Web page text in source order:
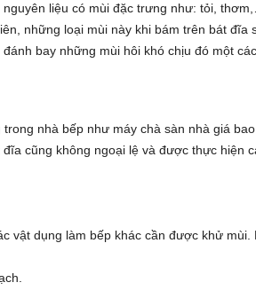
liệu có mùi đặc trưng như: tỏi,
những loại mùi này khi bám trên bát đĩa
bay những mùi hôi khó chịu đó một
trong nhà bếp như máy chà sàn nhà giá
cũng không ngoại lệ và được thực hiện
vật dụng làm bếp khác cần được khử